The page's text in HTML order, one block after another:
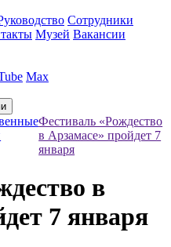
Сотрудники
Музей Вакансии
Max
Фестиваль «Рождество
в Арзамасе» пройдет 7
января
в
7 января